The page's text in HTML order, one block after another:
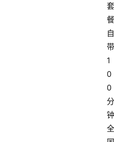
套
餐
自
带
1
0
0
分
钟
全